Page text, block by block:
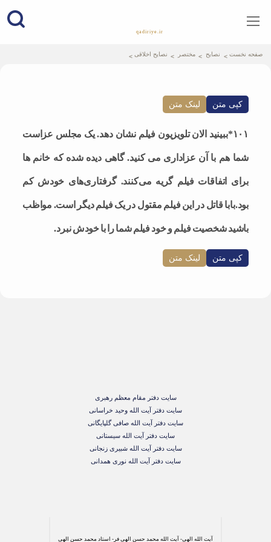
qadiriye.ir
صفحه نخست نصایح مختصر نصایح اخلاقی
کپی متن لینک متن
۱۰۱*ببینید الان تلویزیون فیلم نشان دهد. یک مجلس عزاست
شما هم با آن عزاداری می کنید. گاهی دیده شده که خانم ها
برای اتفاقات فیلم گریه می‌کنند. گرفتار‌ی‌های خودش کم
بود.بابا قاتل در این فیلم مقتول در یک فیلم دیگر است. مواظب
باشید شخصیت فیلم و خود فیلم شما را با خودش نبرد.
کپی متن لینک متن
سایت دفتر مقام معظم رهبری
سایت دفتر آیت الله وحید خراسانی
سایت دفتر آیت الله صافی گلپایگانی
سایت دفتر آیت الله سیستانی
سایت دفتر آیت الله شبیری زنجانی
سایت دفتر آیت الله نوری همدانی
آیت الله الهی- آیت الله محمد حسن الهی فر- استاد محمد حسن الهی